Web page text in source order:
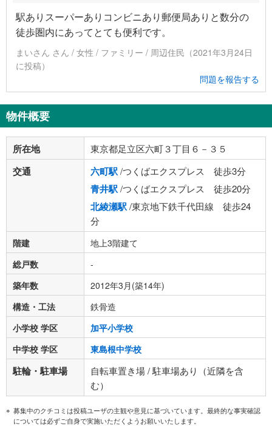
駅ありスーパーありコンビニあり郵便局ありと数分の
徒歩圏内にあってとても便利です。
まいさん さん / 女性 / ファミリー / 周辺住民（2021年3月24日
に投稿）
問題を報告する
物件概要
所在地 東京都足立区六町３丁目６－３５
交通 六町駅/つくばエクスプレス 徒歩3分
青井駅/つくばエクスプレス 徒歩20分
北綾瀬駅/東京地下鉄千代田線 徒歩24
分
階建
地上3階建て
総戸数
-
築年数
2012年3月(築14年)
構造・工法
鉄骨造
小学校 学区
加平小学校
中学校 学区
東島根中学校
駐輪・駐車場
自転車置き場 / 駐車場あり（近隣を含
む）
募集中のクチコミは投稿ユーザの主観や意見に基づいています。最終的な事実確認
については必ずご自身で実施いただくようお願いいたします。